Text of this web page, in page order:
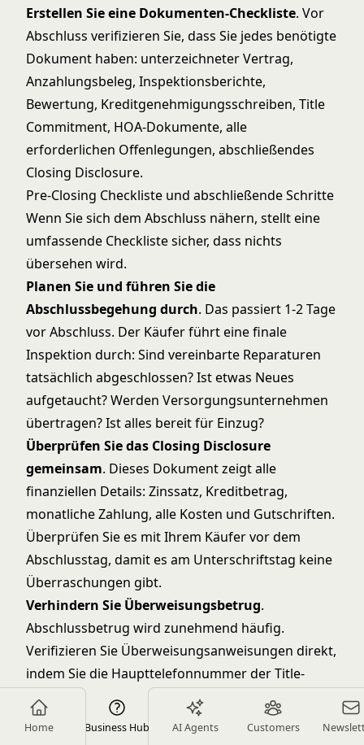
Home Business Hub AI Agents Customers
Erstellen Sie eine Dokumenten-Checkliste. Vor
Abschluss verifizieren Sie, dass Sie jedes benötigte
Dokument haben: unterzeichneter Vertrag,
Anzahlungsbeleg, Inspektionsberichte,
Bewertung, Kreditgenehmigungsschreiben, Title
Commitment, HOA-Dokumente, alle
erforderlichen Offenlegungen, abschließendes
Closing Disclosure.
Pre-Closing Checkliste und abschließende Schritte
Wenn Sie sich dem Abschluss nähern, stellt eine
umfassende Checkliste sicher, dass nichts
übersehen wird.
Planen Sie und führen Sie die
Abschlussbegehung durch. Das passiert 1-2 Tage
vor Abschluss. Der Käufer führt eine finale
Inspektion durch: Sind vereinbarte Reparaturen
tatsächlich abgeschlossen? Ist etwas Neues
aufgetaucht? Werden Versorgungsunternehmen
übertragen? Ist alles bereit für Einzug?
Überprüfen Sie das Closing Disclosure
gemeinsam. Dieses Dokument zeigt alle
finanziellen Details: Zinssatz, Kreditbetrag,
monatliche Zahlung, alle Kosten und Gutschriften.
Überprüfen Sie es mit Ihrem Käufer vor dem
Abschlusstag, damit es am Unterschriftstag keine
Überraschungen gibt.
Verhindern Sie Überweisungsbetrug.
Abschlussbetrug wird zunehmend häufig.
Verifizieren Sie Überweisungsanweisungen direkt,
indem Sie die Haupttelefonnummer der Title-
Gesellschaft anrufen (nicht auf eine E-Mail
antworten). Lassen Sie Ihren Käufer dasselbe tun.